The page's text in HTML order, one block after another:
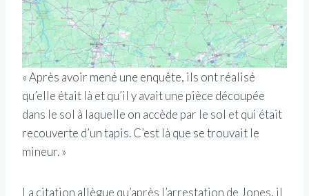
« Après avoir mené une enquête, ils ont réalisé
qu’elle était là et qu’il y avait une pièce découpée
dans le sol à laquelle on accède par le sol et qui était
recouverte d’un tapis. C’est là que se trouvait le
mineur. »
La citation allègue qu’après l’arrestation de Jones, il